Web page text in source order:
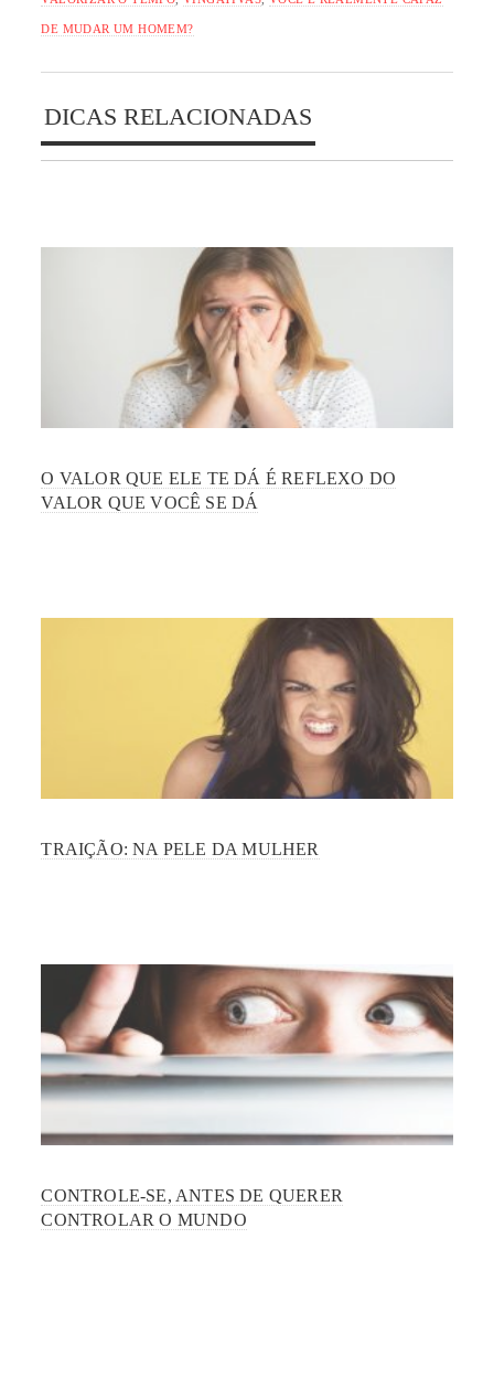
DE MUDAR UM HOMEM?
DICAS RELACIONADAS
O VALOR QUE ELE TE DÁ É REFLEXO DO
VALOR QUE VOCÊ SE DÁ
TRAIÇÃO: NA PELE DA MULHER
CONTROLE-SE, ANTES DE QUERER
CONTROLAR O MUNDO